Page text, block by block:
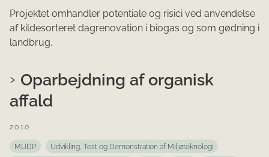
Projektet omhandler potentiale og risici ved anvendelse
af kildesorteret dagrenovation i biogas og som gødning i
landbrug.
Oparbejdning af organisk
affald
2010
MUDP
Udvikling, Test og Demonstration af Miljøteknologi